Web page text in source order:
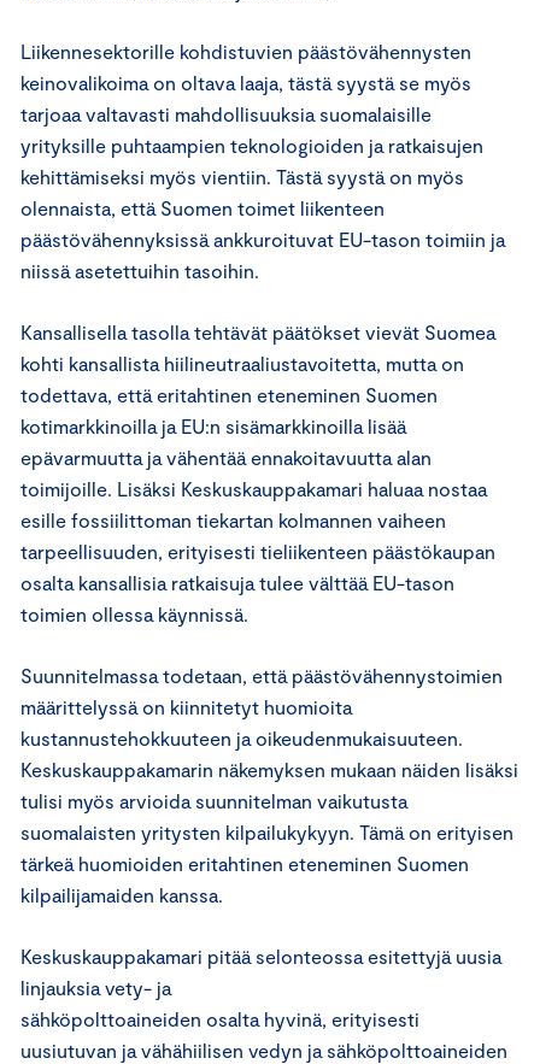
Liikennesektorille kohdistuvien päästövähennysten
keinovalikoima on oltava laaja, tästä syystä se myös
tarjoaa valtavasti mahdollisuuksia suomalaisille
yrityksille puhtaampien teknologioiden ja ratkaisujen
kehittämiseksi myös vientiin. Tästä syystä on myös
olennaista, että Suomen toimet liikenteen
päästövähennyksissä ankkuroituvat EU-tason toimiin ja
niissä asetettuihin tasoihin.
Kansallisella tasolla tehtävät päätökset vievät Suomea
kohti kansallista hiilineutraaliustavoitetta, mutta on
todettava, että eritahtinen eteneminen Suomen
kotimarkkinoilla ja EU:n sisämarkkinoilla lisää
epävarmuutta ja vähentää ennakoitavuutta alan
toimijoille. Lisäksi Keskuskauppakamari haluaa nostaa
esille fossiilittoman tiekartan kolmannen vaiheen
tarpeellisuuden, erityisesti tieliikenteen päästökaupan
osalta kansallisia ratkaisuja tulee välttää EU-tason
toimien ollessa käynnissä.
Suunnitelmassa todetaan, että päästövähennystoimien
määrittelyssä on kiinnitetyt huomioita
kustannustehokkuuteen ja oikeudenmukaisuuteen.
Keskuskauppakamarin näkemyksen mukaan näiden lisäksi
tulisi myös arvioida suunnitelman vaikutusta
suomalaisten yritysten kilpailukykyyn. Tämä on erityisen
tärkeä huomioiden eritahtinen eteneminen Suomen
kilpailijamaiden kanssa.
Keskuskauppakamari pitää selonteossa esitettyjä uusia
linjauksia vety- ja
sähköpolttoaineiden osalta hyvinä, erityisesti
uusiutuvan ja vähähiilisen vedyn ja sähköpolttoaineiden